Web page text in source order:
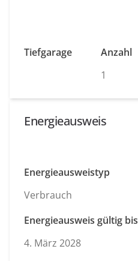
Tiefgarage
Anzahl
1
Energieausweis
Energieausweistyp
Verbrauch
Energieausweis gültig bis
4. März 2028